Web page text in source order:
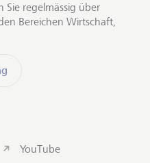
Sie regelmässig über
Bereichen Wirtschaft,
YouTube